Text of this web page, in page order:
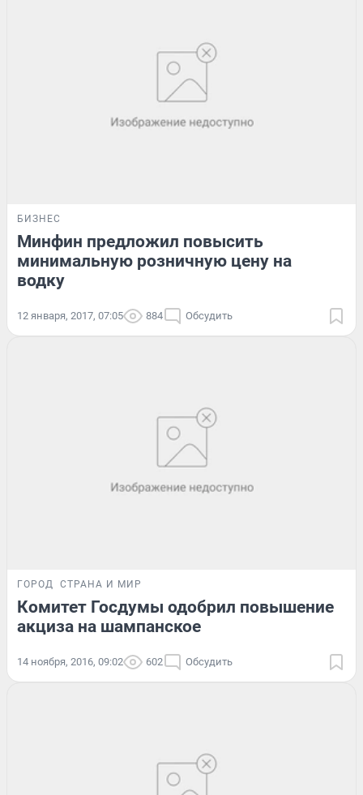
БИЗНЕС
Минфин предложил повысить
минимальную розничную цену на
водку
12 января, 2017, 07:05 884 Обсудить
ГОРОД СТРАНА И МИР
Комитет Госдумы одобрил повышение
акциза на шампанское
14 ноября, 2016, 09:02 602 Обсудить